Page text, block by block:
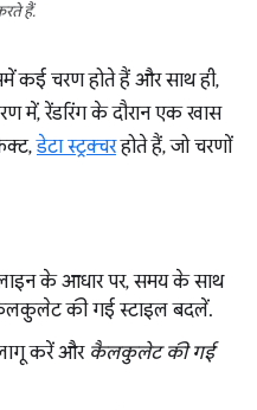
हैं.
कई चरण होते हैं और साथ ही,
में, रेंडरिंग के दौरान एक खास
डेटा स्ट्रक्चरहोते हैं, जो चरणों
के आधार पर, समय के साथ
की गई स्टाइल बदलें.
करें और कैलकुलेट की गई